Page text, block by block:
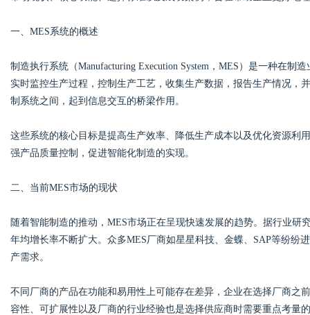
一、MES系统的概述
制造执行系统（Manufacturing Execution System，MES）是一种在
实时监控生产过程，控制生产工艺，收集生产数据，报告生产情况，
制系统之间，起到信息交互的桥梁作用。
这些系统的核心目标是提高生产效率、降低生产成本以及优化资源利
强产品质量控制，促进智能化制造的实现。
二、当前MES市场的现状
随着智能制造的推动，MES市场正在呈现快速发展的趋势。据行业研
年均增长率不断扩大。众多MES厂商如星星科技、金蝶、SAP等纷纷
产需求。
不同厂商的产品在功能和易用性上可能存在差异，企业在选择厂商之
容性、可扩展性以及厂商的行业经验也是选择供应商时需要重点考量